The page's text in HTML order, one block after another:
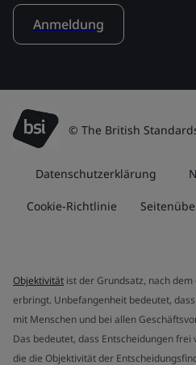
Anmeldung
© The British
Datenschutzerklärung
Cookie-Richtlinie
Objektivität ist der Grundsatz, nach
erbringt. Unbefangenheit bedeutet,
mit Menschen und bei allen
Das bedeutet, dass Entscheidungen
die die Objektivität der